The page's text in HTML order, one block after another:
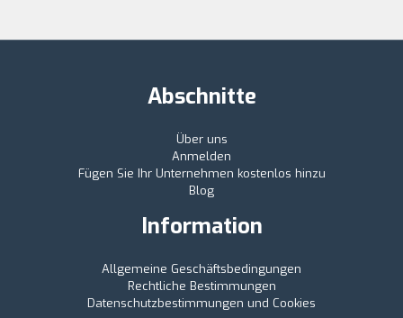
Abschnitte
Über uns
Anmelden
Fügen Sie Ihr Unternehmen kostenlos hinzu
Blog
Information
Allgemeine Geschäftsbedingungen
Rechtliche Bestimmungen
Datenschutzbestimmungen und Cookies